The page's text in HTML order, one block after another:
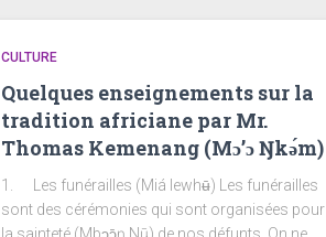
CULTURE
Quelques enseignements sur la
tradition africiane par Mr.
Thomas Kemenang (Mɔ’ɔ Ŋkǝ́m)
1. Les funérailles (Miá lewhʉ̄) Les funérailles
sont des cérémonies qui sont organisées pour